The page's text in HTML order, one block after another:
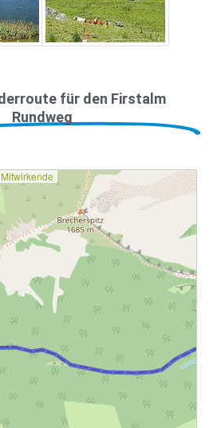
für den Firstalm
Rundweg